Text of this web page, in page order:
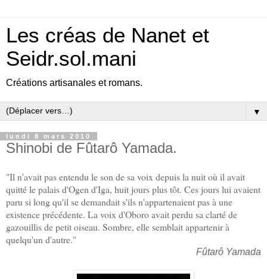
Les créas de Nanet et
Seidr.sol.mani
Créations artisanales et romans.
▼
lundi 8 mars 2010
Shinobi de Fûtarô Yamada.
"Il n'avait pas entendu le son de sa voix depuis la nuit où il avait
quitté le palais d'Ogen d'Iga, huit jours plus tôt. Ces jours lui avaient
paru si long qu'il se demandait s'ils n'appartenaient pas à une
existence précédente. La voix d'Oboro avait perdu sa clarté de
gazouillis de petit oiseau. Sombre, elle semblait appartenir à
quelqu'un d'autre."
Fûtarô Yamada